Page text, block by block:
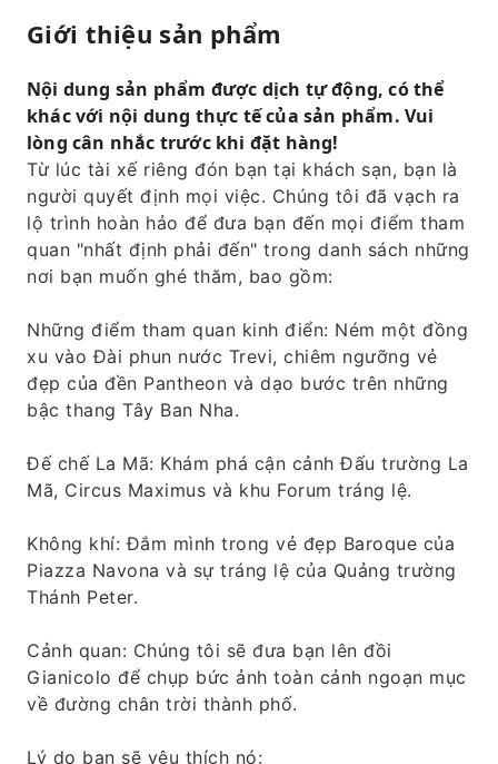
Giới thiệu sản phẩm
Nội dung sản phẩm được dịch tự động, có thể
khác với nội dung thực tế của sản phẩm. Vui
lòng cân nhắc trước khi đặt hàng!
Từ lúc tài xế riêng đón bạn tại khách sạn, bạn là
người quyết định mọi việc. Chúng tôi đã vạch ra
lộ trình hoàn hảo để đưa bạn đến mọi điểm tham
quan "nhất định phải đến" trong danh sách những
nơi bạn muốn ghé thăm, bao gồm:
Những điểm tham quan kinh điển: Ném một đồng
xu vào Đài phun nước Trevi, chiêm ngưỡng vẻ
đẹp của đền Pantheon và dạo bước trên những
bậc thang Tây Ban Nha.
Đế chế La Mã: Khám phá cận cảnh Đấu trường La
Mã, Circus Maximus và khu Forum tráng lệ.
Không khí: Đắm mình trong vẻ đẹp Baroque của
Piazza Navona và sự tráng lệ của Quảng trường
Thánh Peter.
Cảnh quan: Chúng tôi sẽ đưa bạn lên đồi
Gianicolo để chụp bức ảnh toàn cảnh ngoạn mục
về đường chân trời thành phố.
Lý do bạn sẽ yêu thích nó: